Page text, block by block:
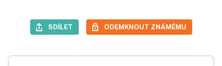
SDÍLET ODEMKNOUT ZNÁMÉMU